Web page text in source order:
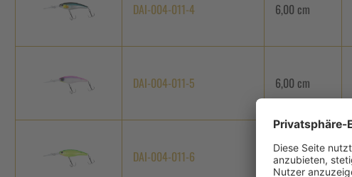
DAI-004-011-4 6,00 cm
DAI-004-011-5 6,00 cm
DAI-004-011-6 6,00 cm